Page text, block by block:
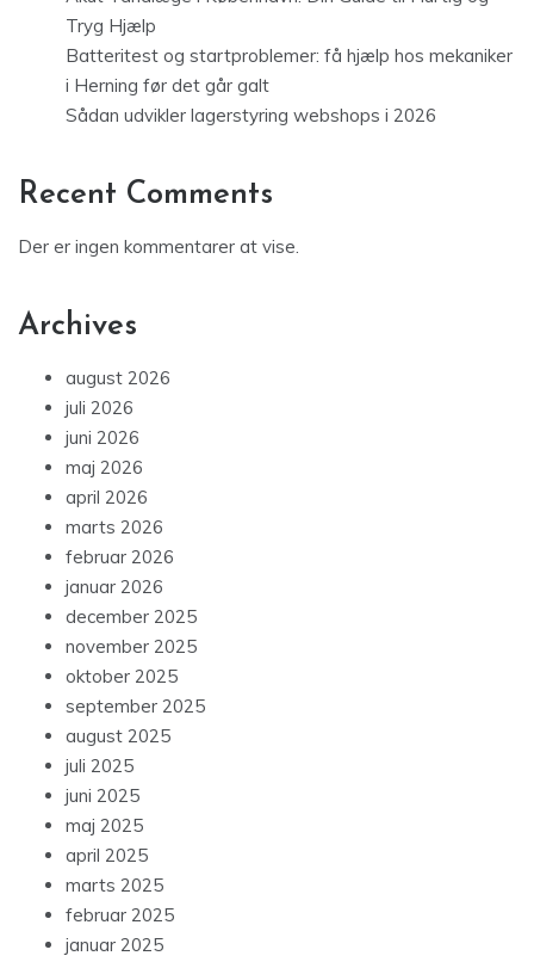
Tryg Hjælp
Batteritest og startproblemer: få hjælp hos mekaniker
i Herning før det går galt
Sådan udvikler lagerstyring webshops i 2026
Recent Comments
Der er ingen kommentarer at vise.
Archives
august 2026
juli 2026
juni 2026
maj 2026
april 2026
marts 2026
februar 2026
januar 2026
december 2025
november 2025
oktober 2025
september 2025
august 2025
juli 2025
juni 2025
maj 2025
april 2025
marts 2025
februar 2025
januar 2025